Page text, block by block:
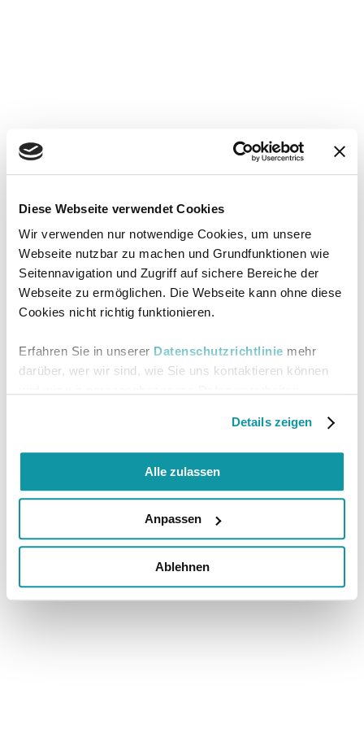
Diese Webseite verwendet Cookies
Wir verwenden nur notwendige Cookies, um unsere
Webseite nutzbar zu machen und Grundfunktionen wie
Seitennavigation und Zugriff auf sichere Bereiche der
Webseite zu ermöglichen. Die Webseite kann ohne diese
Cookies nicht richtig funktionieren.
Erfahren Sie in unserer Datenschutzrichtlinie mehr
darüber, wer wir sind, wie Sie uns kontaktieren können
Details zeigen
Alle zulassen
Anpassen
Ablehnen